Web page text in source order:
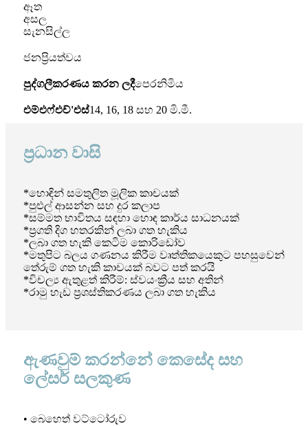
ඈත
අසල
සැනසිල්ල
ජනප්‍රියත්වය
පුද්ගලීකරණය කරන ලදීපෙරනිමිය
එම්එෆ්එච්'එස්14, 16, 18 සහ 20 මි.මී.
ප්‍රධාන වාසි
*හොඳින් සමතුලිත මූලික කාචයක්
*පුළුල් ආසන්න සහ දුර කලාප
*සම්මත භාවිතය සඳහා හොඳ කාර්ය සාධනයක්
*ප්‍රගති දිග හතරකින් ලබා ගත හැකිය
*ලබා ගත හැකි කෙටිම කොරිඩෝව
*මතුපිට බලය ගණනය කිරීම වෘත්තිකයෙකුට පහසුවෙන්
තේරුම් ගත හැකි කාචයක් බවට පත් කරයි
*විචල්‍ය ඇතුළත් කිරීම්: ස්වයංක්‍රීය සහ අතින්
*රාමු හැඩ ප්‍රශස්තිකරණය ලබා ගත හැකිය
ඇණවුම් කරන්නේ කෙසේද සහ
ලේසර් සලකුණ
• බෙහෙත් වට්ටෝරුව